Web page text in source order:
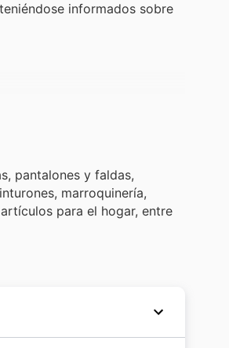
informados sobre
pantalones y faldas,
marroquinería,
para el hogar, entre